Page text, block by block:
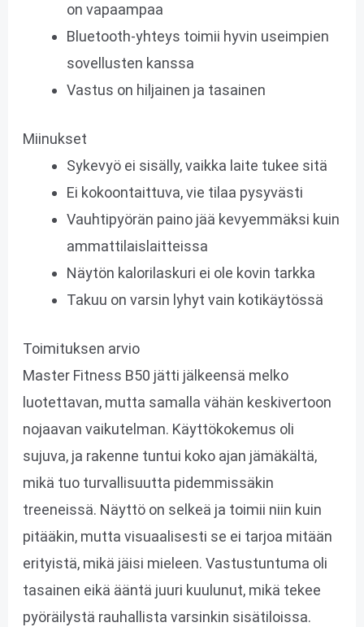
on vapaampaa
Bluetooth-yhteys toimii hyvin useimpien
sovellusten kanssa
Vastus on hiljainen ja tasainen
Miinukset
Sykevyö ei sisälly, vaikka laite tukee sitä
Ei kokoontaittuva, vie tilaa pysyvästi
Vauhtipyörän paino jää kevyemmäksi kuin
ammattilaislaitteissa
Näytön kalorilaskuri ei ole kovin tarkka
Takuu on varsin lyhyt vain kotikäytössä
Toimituksen arvio
Master Fitness B50 jätti jälkeensä melko
luotettavan, mutta samalla vähän keskivertoon
nojaavan vaikutelman. Käyttökokemus oli
sujuva, ja rakenne tuntui koko ajan jämäkältä,
mikä tuo turvallisuutta pidemmissäkin
treeneissä. Näyttö on selkeä ja toimii niin kuin
pitääkin, mutta visuaalisesti se ei tarjoa mitään
erityistä, mikä jäisi mieleen. Vastustuntuma oli
tasainen eikä ääntä juuri kuulunut, mikä tekee
pyöräilystä rauhallista varsinkin sisätiloissa.